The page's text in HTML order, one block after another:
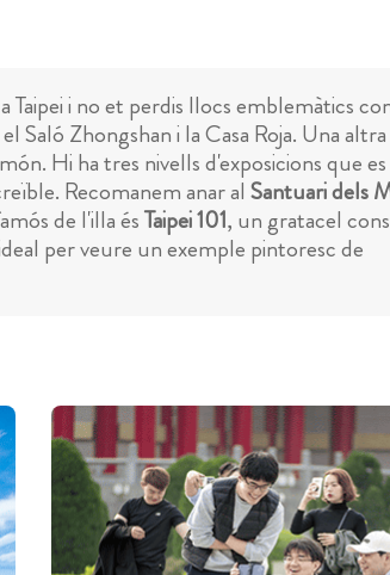
i no et perdis llocs emblemàtics
Zhongshan i la Casa Roja. Una
Hi ha tres nivells d'exposicions que
Recomanem anar al Santuari dels
de l'illa ésTaipei 101, un gratacel
per veure un exemple pintoresc de